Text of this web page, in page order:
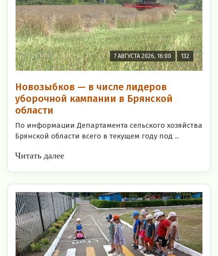
7 АВГУСТА 2026, 16:00 132
Новозыбков — в числе лидеров
уборочной кампании в Брянской
области
По информации Департамента сельского хозяйства
Брянской области всего в текущем году под ...
Читать далее